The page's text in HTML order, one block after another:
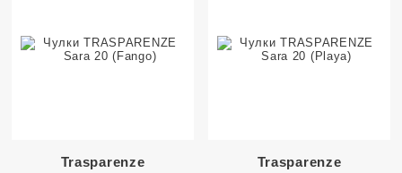
Trasparenze Trasparenze